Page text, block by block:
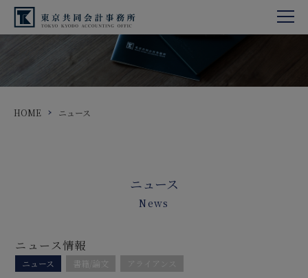
HOME ニュース
ニュース
News
ニュース情報
ニュース 書籍/論文 アライアンス